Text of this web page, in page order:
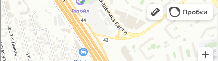
GM-City&VAG-Repair
Автосервис, автотехцентр в Москве
Магазин автозапчастей и автотоваров в Москве